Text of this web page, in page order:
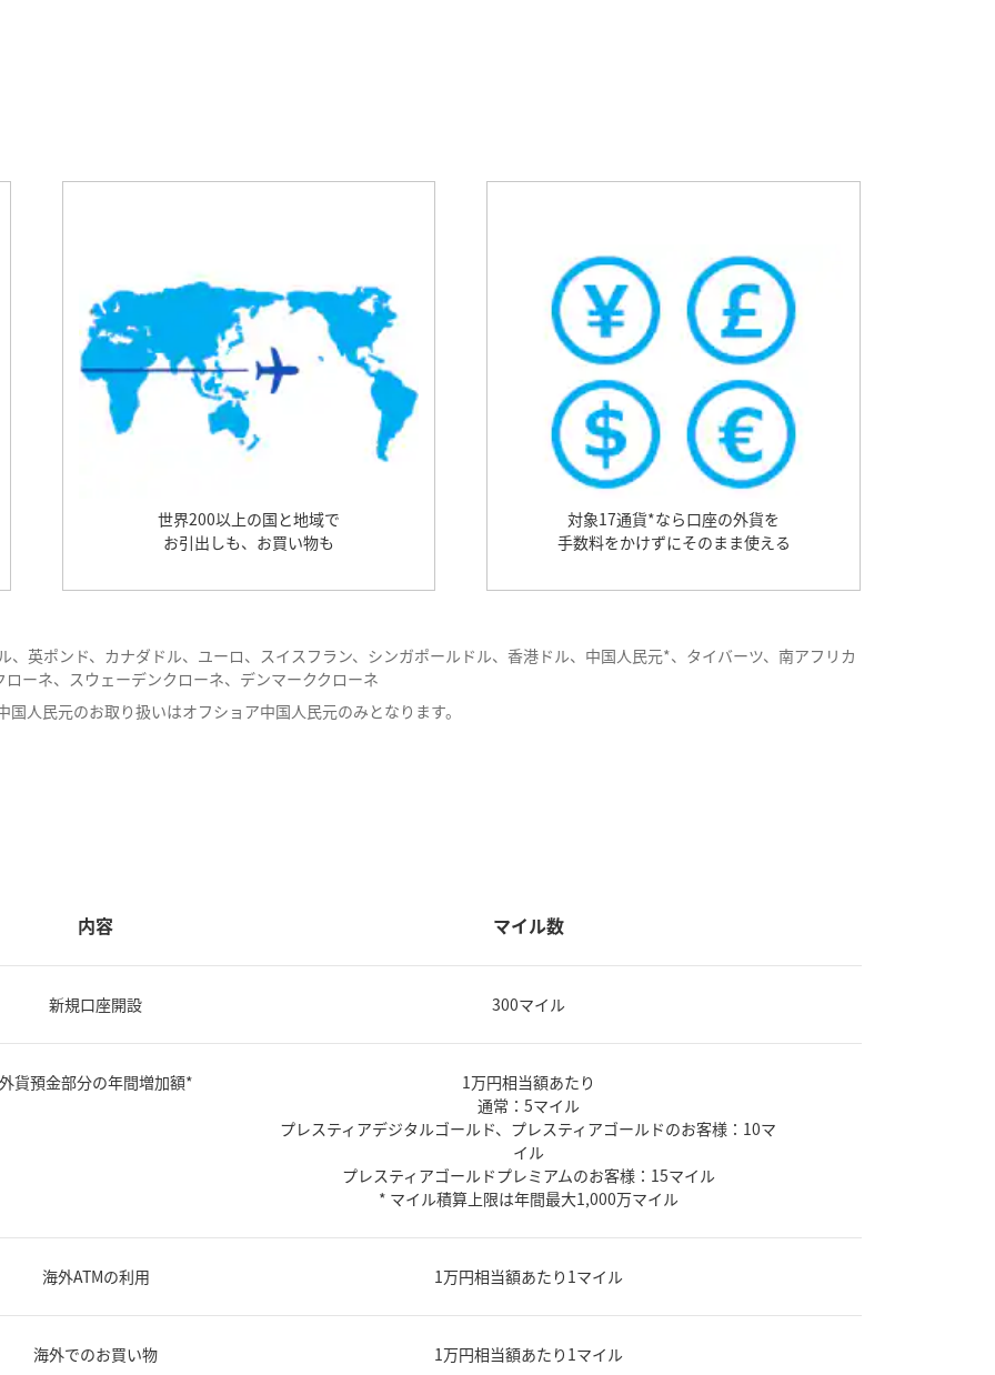
世界200以上の国と地域で
お引出しも、お買い物も
対象17通貨*なら口座の外貨を
手数料をかけずにそのまま使える
英ポンド、カナダドル、ユーロ、スイスフラン、シンガポールドル、香港ドル、中国人民元*、タイバーツ、南アフリカ
ーネ、スウェーデンクローネ、デンマーククローネ
人民元のお取り扱いはオフショア中国人民元のみとなります。
内容 マイル数
新規口座開設 300マイル
貨預金部分の年間増加額*
1万円相当額あたり
通常：5マイル
プレスティアデジタルゴールド、プレスティアゴールドのお客様：10マ
イル
プレスティアゴールドプレミアムのお客様：15マイル
* マイル積算上限は年間最大1,000万マイル
海外ATMの利用 1万円相当額あたり1マイル
海外でのお買い物 1万円相当額あたり1マイル